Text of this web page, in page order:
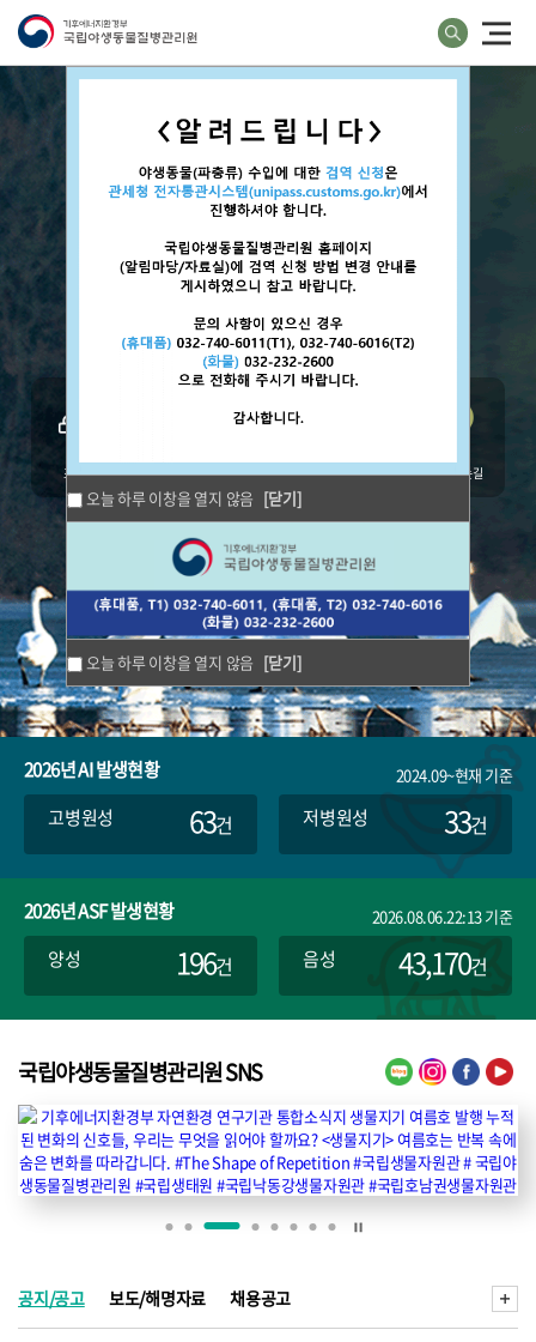
오늘 하루 이창을 열지 않음 [닫기]
오늘 하루 이창을 열지 않음 [닫기]
야생동물의 생명과 건강보호
국립야생동물질병관리원
함께합니다.
조직안내 관련법령 야생동물 알아보기 찾아오시는길
2026년 AI 발생현황 2024.09~현재 기준
고병원성 63건 저병원성 33건
2026년 ASF 발생현황 2026.08.06.22:13 기준
양성 196건 음성 43,170건
국립야생동물질병관리원 SNS
공지/공고 보도/해명자료 채용공고